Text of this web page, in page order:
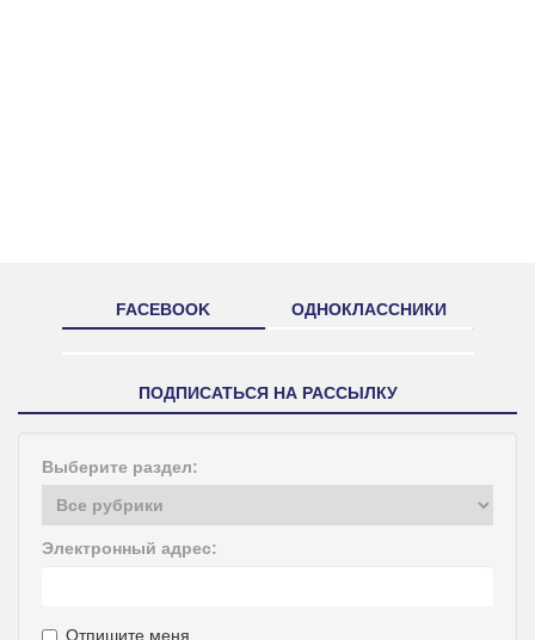
FACEBOOK ОДНОКЛАССНИКИ
ПОДПИСАТЬСЯ НА РАССЫЛКУ
Выберите раздел:
Электронный адрес:
Отпишите меня